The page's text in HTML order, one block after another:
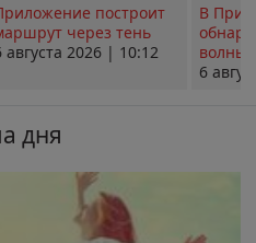
построит
через тень
августа 2026 | 10:12
В
волны
6
дня